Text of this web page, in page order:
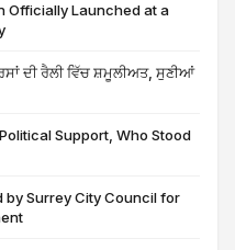
Officially Launched at a
ਦੀ ਰੈਲੀ ਵਿੱਚ ਸ਼ਮੂਲੀਅਤ, ਸੁਣੀਆਂ
Support, Who Stood
by Surrey City Council for